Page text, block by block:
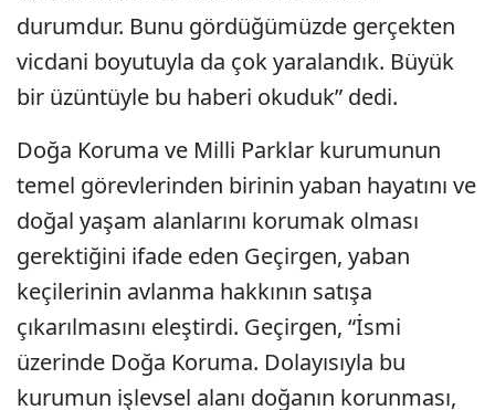
durumdur. Bunu gördüğümüzde gerçekten
vicdani boyutuyla da çok yaralandık. Büyük
bir üzüntüyle bu haberi okuduk” dedi.
Doğa Koruma ve Milli Parklar kurumunun
temel görevlerinden birinin yaban hayatını ve
doğal yaşam alanlarını korumak olması
gerektiğini ifade eden Geçirgen, yaban
keçilerinin avlanma hakkının satışa
çıkarılmasını eleştirdi. Geçirgen, “İsmi
üzerinde Doğa Koruma. Dolayısıyla bu
kurumun işlevsel alanı doğanın korunması,